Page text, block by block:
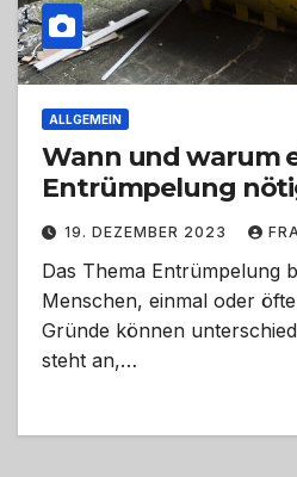
ALLGEMEIN
Wann und warum
Entrümpelung
19. DEZEMBER 2023
Das Thema Entrümpelung
Menschen, einmal oder
Gründe können
steht an,…